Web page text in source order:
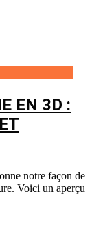
EN 3D :
notre façon de
Voici un aperçu